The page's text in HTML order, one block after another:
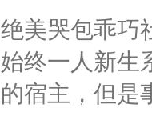
小祖宗把自己
时慕问:我家
吗？众人瞳孔
的细腰眼角阴
到我干你了。
将自己的计划
后称霸世界！
绝美哭包乖巧
始终一人新生
的宿主，但